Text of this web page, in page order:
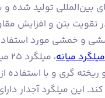
بین‌المللی تولید شده و
بتن و افزایش
و خمشی مورد
میانه
،
گری و با استفاده
این میلگرد آجدار